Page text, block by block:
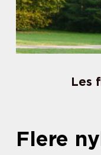
Les
Flere